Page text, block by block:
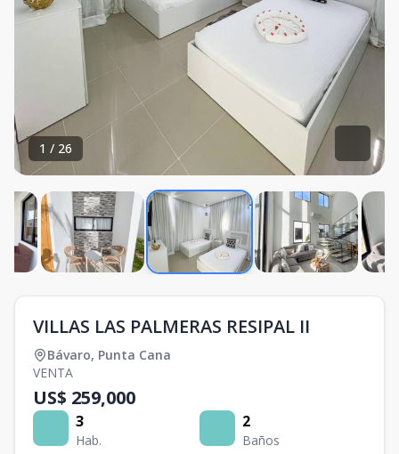
1 / 26
VILLAS LAS PALMERAS RESIPAL II
Bávaro, Punta Cana
VENTA
US$ 259,000
3
Hab.
2
Baños